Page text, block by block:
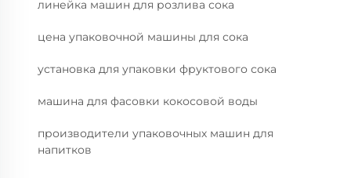
линейка машин для розлива сока
цена упаковочной машины для сока
установка для упаковки фруктового сока
машина для фасовки кокосовой воды
производители упаковочных машин для
напитков